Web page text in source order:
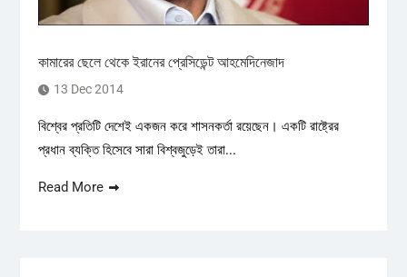
কামারের ছেলে থেকে ইরানের প্রেসিডেন্ট আহমেদিনেজাদ
13 Dec 2014
বিশ্বের প্রতিটি দেশেই একজন করে শাসনকর্তা রয়েছেন। একটি রাষ্ট্রের
প্রধান ব্যক্তি হিসেবে সারা বিশ্বজুড়েই তারা...
Read More